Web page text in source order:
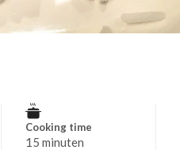
Cooking time
15 minuten